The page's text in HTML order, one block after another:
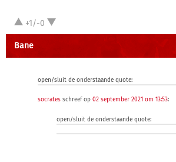
+1/-0
Bane
open/sluit de onderstaande quote:
socrates schreef op 02 september 2021 om 13:53:
open/sluit de onderstaande quote: